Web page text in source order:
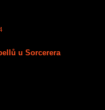
u Sorcerera